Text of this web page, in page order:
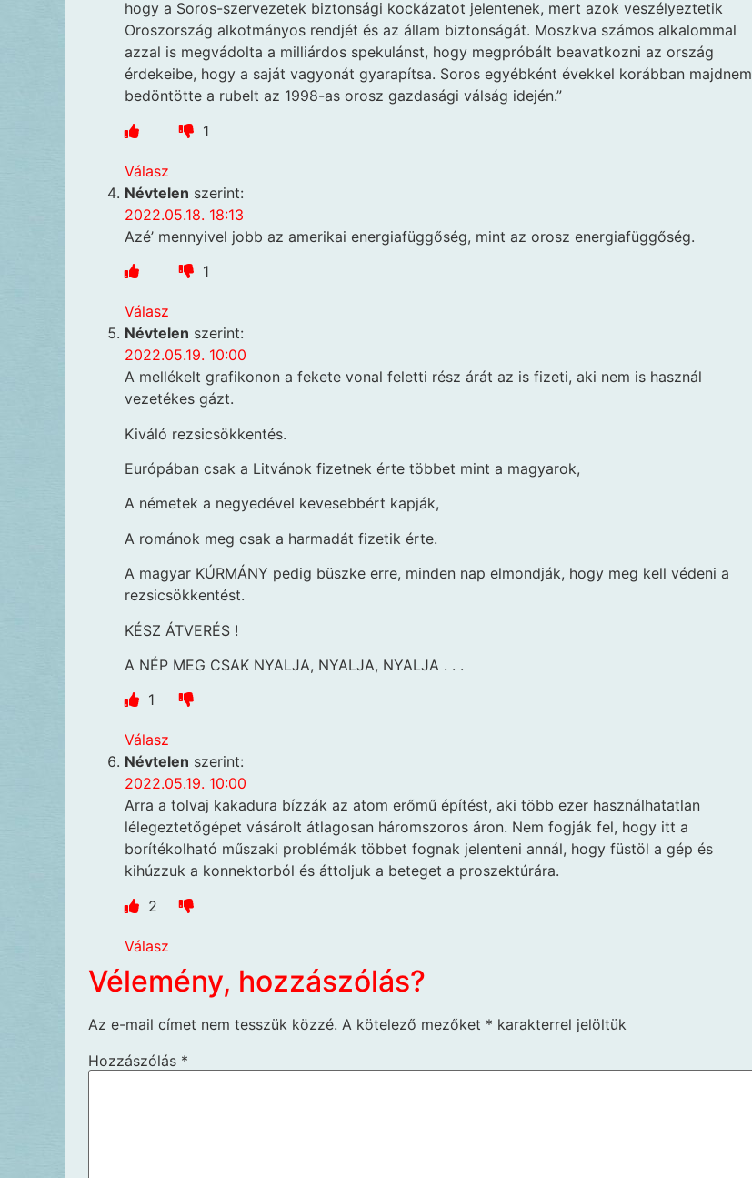
hogy a Soros-szervezetek biztonsági kockázatot jelentenek, mert azok veszélyeztetik
Oroszország alkotmányos rendjét és az állam biztonságát. Moszkva számos alkalommal
azzal is megvádolta a milliárdos spekulánst, hogy megpróbált beavatkozni az ország
érdekeibe, hogy a saját vagyonát gyarapítsa. Soros egyébként évekkel korábban majdnem
bedöntötte a rubelt az 1998-as orosz gazdasági válság idején.”
1
Válasz
Névtelen szerint:
2022.05.18. 18:13
Azé’ mennyivel jobb az amerikai energiafüggőség, mint az orosz energiafüggőség.
1
Válasz
Névtelen szerint:
2022.05.19. 10:00
A mellékelt grafikonon a fekete vonal feletti rész árát az is fizeti, aki nem is használ
vezetékes gázt.
Kiváló rezsicsökkentés.
Európában csak a Litvánok fizetnek érte többet mint a magyarok,
A németek a negyedével kevesebbért kapják,
A románok meg csak a harmadát fizetik érte.
A magyar KÚRMÁNY pedig büszke erre, minden nap elmondják, hogy meg kell védeni a
rezsicsökkentést.
KÉSZ ÁTVERÉS !
A NÉP MEG CSAK NYALJA, NYALJA, NYALJA . . .
1
Válasz
Névtelen szerint:
2022.05.19. 10:00
Arra a tolvaj kakadura bízzák az atom erőmű építést, aki több ezer használhatatlan
lélegeztetőgépet vásárolt átlagosan háromszoros áron. Nem fogják fel, hogy itt a
borítékolható műszaki problémák többet fognak jelenteni annál, hogy füstöl a gép és
kihúzzuk a konnektorból és áttoljuk a beteget a proszektúrára.
2
Válasz
Vélemény, hozzászólás?
Az e-mail címet nem tesszük közzé. A kötelező mezőket * karakterrel jelöltük
Hozzászólás *